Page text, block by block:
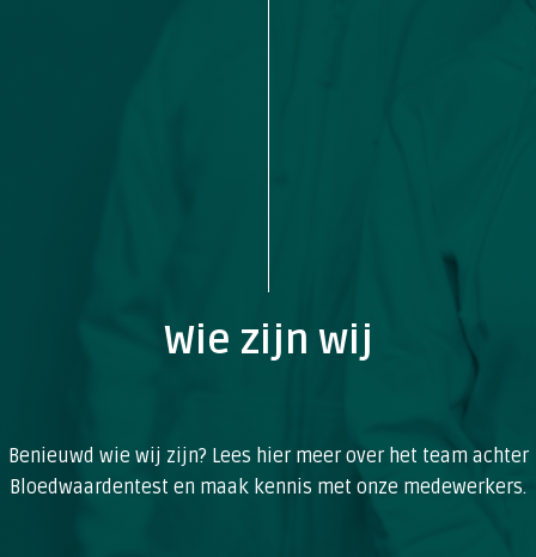
Wie zijn wij
Benieuwd wie wij zijn? Lees hier meer over het team achter
Bloedwaardentest en maak kennis met onze medewerkers.